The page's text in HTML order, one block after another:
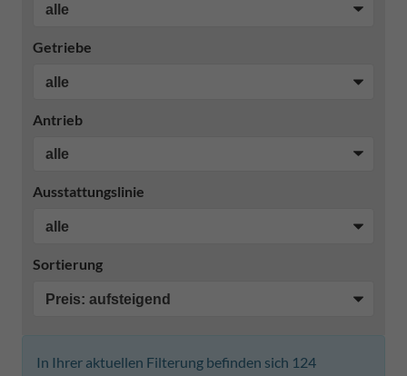
Getriebe
Antrieb
Ausstattungslinie
Sortierung
In Ihrer aktuellen Filterung befinden sich 124